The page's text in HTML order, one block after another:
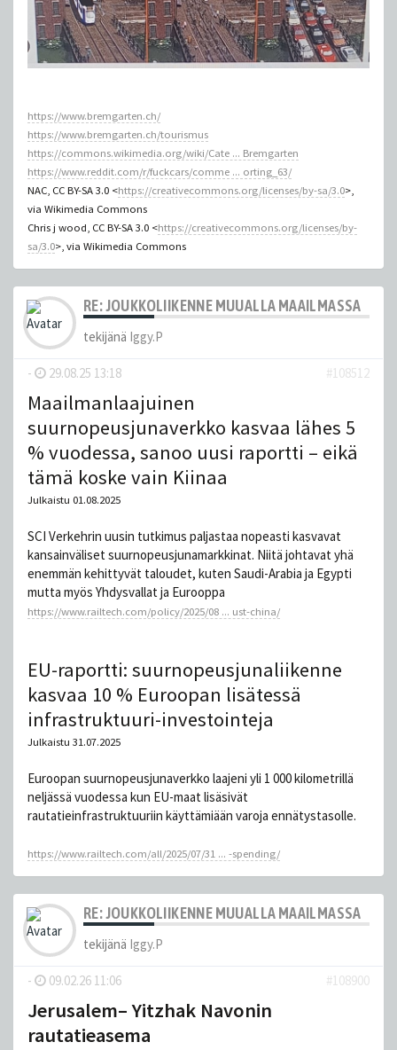
https://www.bremgarten.ch/
https://www.bremgarten.ch/tourismus
https://commons.wikimedia.org/wiki/Cate ... Bremgarten
https://www.reddit.com/r/fuckcars/comme ... orting_63/
NAC, CC BY-SA 3.0 <https://creativecommons.org/licenses/by-sa/3.0>,
via Wikimedia Commons
Chris j wood, CC BY-SA 3.0 <https://creativecommons.org/licenses/by-
sa/3.0>, via Wikimedia Commons
RE: JOUKKOLIIKENNE MUUALLA MAAILMASSA
tekijänä Iggy.P
- 29.08.25 13:18 #108512
Maailmanlaajuinen
suurnopeusjunaverkko kasvaa lähes 5
% vuodessa, sanoo uusi raportti – eikä
tämä koske vain Kiinaa
Julkaistu 01.08.2025
SCI Verkehrin uusin tutkimus paljastaa nopeasti kasvavat
kansainväliset suurnopeusjunamarkkinat. Niitä johtavat yhä
enemmän kehittyvät taloudet, kuten Saudi-Arabia ja Egypti
mutta myös Yhdysvallat ja Eurooppa
https://www.railtech.com/policy/2025/08 ... ust-china/
EU-raportti: suurnopeusjunaliikenne
kasvaa 10 % Euroopan lisätessä
infrastruktuuri-investointeja
Julkaistu 31.07.2025
Euroopan suurnopeusjunaverkko laajeni yli 1 000 kilometrillä
neljässä vuodessa kun EU-maat lisäsivät
rautatieinfrastruktuuriin käyttämiään varoja ennätystasolle.
https://www.railtech.com/all/2025/07/31 ... -spending/
RE: JOUKKOLIIKENNE MUUALLA MAAILMASSA
tekijänä Iggy.P
- 09.02.26 11:06 #108900
Jerusalem– Yitzhak Navonin
rautatieasema